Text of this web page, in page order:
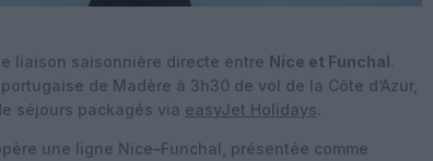
liaison saisonnière directe entre Nice et Funchal.
de Madère à 3h30 de vol de la Côte d’Azur,
séjours packagés via easyJet Holidays.
une ligne Nice–Funchal, présentée comme